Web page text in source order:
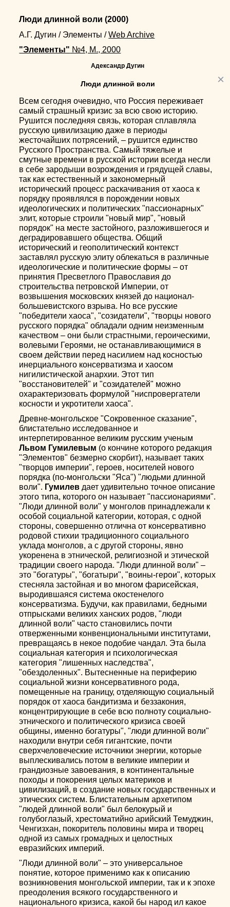
×
Люди длинной воли (2000)
А.Г. Дугин / Элементы / Web Archive
"Элементы" №4, М., 2000
Адександр Дугин
Люди длинной воли
Всем сегодня очевидно, что Россия переживает
самый страшный кризис за всю свою историю.
Рушится последняя связь, которая сплавляла
русскую цивилизацию даже в периоды
жесточайших потрясений, – рушится единство
Русского Пространства. Самый тяжелые и
смутные времени в русской истории всегда несли
в себе зародыши возрождения и грядущей славы,
так как естественный и закономерный
исторический процесс раскачивания от хаоса к
порядку проявлялся в порождении новых
идеологических и политических "пассионарных"
элит, которые строили "новый мир", "новый
порядок" на месте застойного, разложившегося и
деградировавшего общества. Общий
исторический и геополитический контекст
заставлял русскую элиту облекаться в различные
идеологические и политические формы – от
принятия Пресветлого Православия до
строительства петровской Империи, от
возвышения московских князей до национал-
большевистского взрыва. Но все русские
"победители хаоса", "созидатели", "творцы нового
русского порядка" обладали одним неизменным
качеством – они были страстными, героическими,
волевыми Героями, не останавливающимися в
своем действии перед насилием над косностью
инерциального консерватизма и хаосом
нигилистической анархии. Этот тип
"восстановителей" и "созидателей" можно
охарактеризовать формулой "ниспровергатели
косности и укротители хаоса".
Древне-монгольское "Сокровенное сказание",
блистательно исследованное и
интерпетированное великим русским ученым
Львом Гумилевым (о кончине которого редакция
"Элементов" безмерно скорбит), называет таких
"творцов империи", героев, носителей нового
порядка (по-монгольски "Яса") "людьми длинной
воли". Гумилев дает удивительно точное описание
этого типа, которого он называет "пассионариями".
"Люди длинной воли" у монголов принадлежали к
особой социальной категории, которая, с одной
стороны, совершенно отлична от консервативно
родовой стихии традиционного социального
уклада монголов, а с другой стороны, явно
укоренена в этнической, религиозной и этической
традиции своего народа. "Люди длинной воли" –
это "богатуры", "богатыри", "воины-герои", которых
стесняла застойная и во многом фарисейская,
выродившаяся система окостенелого
консерватизма. Будучи, как правилами, бедными
отпрысками великих ханских родов, "люди
длинной воли" часто становились почти
отверженными конвенциональными институтами,
превращаясь в некое подобие чандал. Эта была
социальная категория и психологическая
категория "лишенных наследства",
"обездоленных". Вытесненные на периферию
социальной жизни консервативного рода,
помещенные на границу, отделяющую социальный
порядок от хаоса бандитизма и беззакония,
концентрирующие в себе всю полноту социально-
этнического и политического кризиса своей
общины, именно богатуры", "люди длинной воли"
находили внутри себя гигантские, почти
сверхчеловеческие источники энергии, которые
выплескивались потом в великие империи и
грандиозные завоевания, в континентальные
походы и покорения целых материков и
цивилизаций, в создание новых государственных и
этических систем. Блистательным архетипом
"людей длинной воли" был белокурый и
голубоглазый, хрестоматийно арийский Темуджин,
Ченгизхан, покоритель половины мира и творец
одной из самых громадных и целостных
евразийских империй.
"Люди длинной воли" – это универсальное
понятие, которое применимо как к описанию
возникновения монгольской империи, так и к эпохе
преодоления всякого государственного и
национального кризиса, какой бы народ ил какое